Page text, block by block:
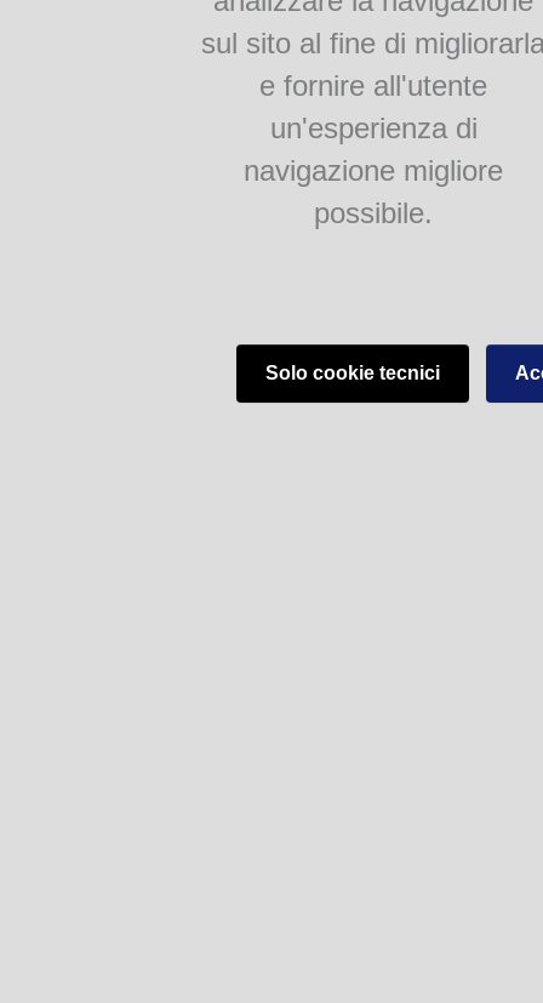
sul sito al fine di
e fornire all'utente
un'esperienza di
navigazione migliore
possibile.
Solo cookie tecnici